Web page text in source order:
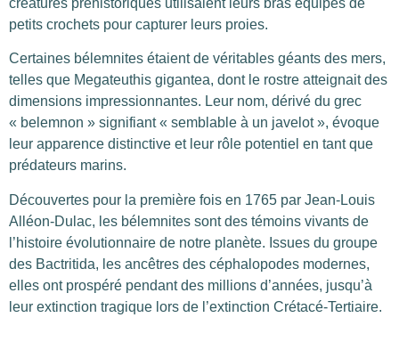
petits crochets pour capturer leurs proies.
Certaines bélemnites étaient de véritables géants des mers,
telles que Megateuthis gigantea, dont le rostre atteignait des
dimensions impressionnantes. Leur nom, dérivé du grec
« belemnon » signifiant « semblable à un javelot », évoque
leur apparence distinctive et leur rôle potentiel en tant que
prédateurs marins.
Découvertes pour la première fois en 1765 par Jean-Louis
Alléon-Dulac, les bélemnites sont des témoins vivants de
l’histoire évolutionnaire de notre planète. Issues du groupe
des Bactritida, les ancêtres des céphalopodes modernes,
elles ont prospéré pendant des millions d’années, jusqu’à
leur extinction tragique lors de l’extinction Crétacé-Tertiaire.